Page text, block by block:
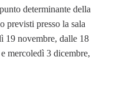
determinante della
previsti presso la sala
19 novembre, dalle 18
mercoledì 3 dicembre,